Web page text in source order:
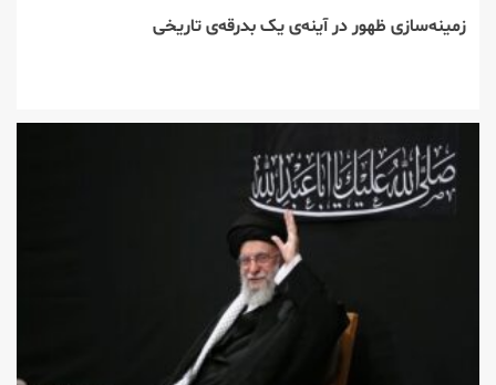
زمینه‌سازی ظهور در آینه‌ی یک بدرقه‌ی تاریخی